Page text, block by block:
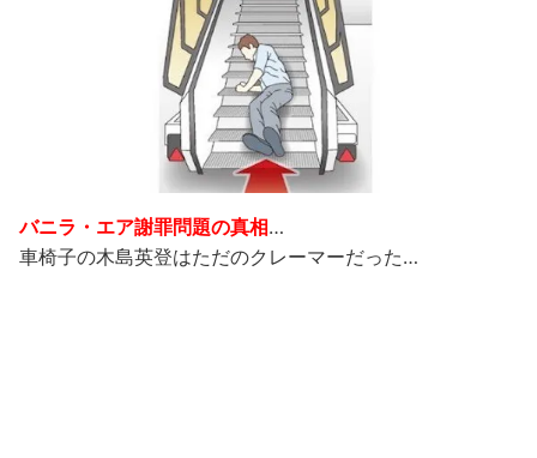
バニラ・エア謝罪問題の真相…
車椅子の木島英登はただのクレーマーだった…